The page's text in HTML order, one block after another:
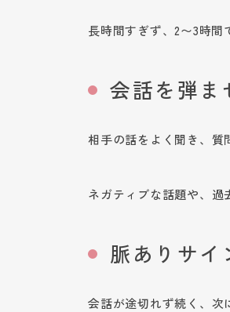
長時間すぎず、2〜3時間
会話を弾ま
相手の話をよく聞き、質
ネガティブな話題や、過
脈ありサイ
会話が途切れず続く、